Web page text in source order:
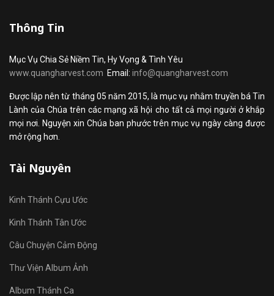
Thông Tin
Mục Vụ Chia Sẻ Niềm Tin, Hy Vọng & Tình Yêu
www.quangharvest.com Email: info@quangharvest.com
Được lập nên từ tháng 05 năm 2015, là mục vụ nhằm truyền bá Tin
Lành của Chúa trên các mạng xã hội cho tất cả mọi người ở khắp
mọi nơi. Nguyện xin Chúa ban phước trên mục vụ ngày càng được
mở rộng hơn.
Tài Nguyên
Kinh Thánh Cựu Ước
Kinh Thánh Tân Ước
Câu Chuyện Cảm Động
Thư Viện Album Ảnh
Album Thánh Ca